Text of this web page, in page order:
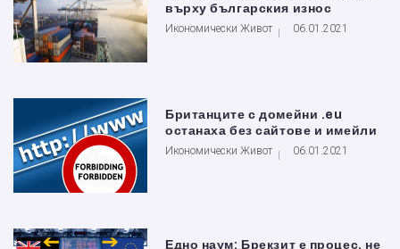
върху българския износ
Икономически Живот 06.01.2021
Британците с домейни .eu
останаха без сайтове и имейли
Икономически Живот 06.01.2021
Едно наум: Брекзит е процес, не